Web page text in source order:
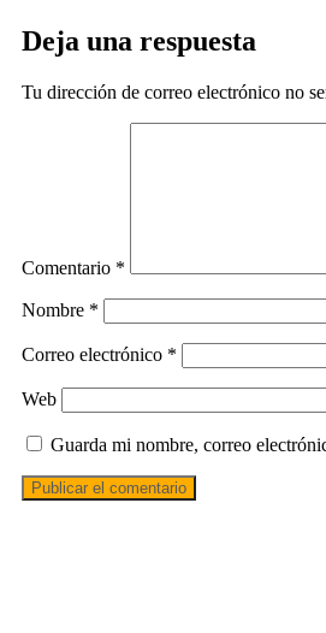
Deja una respuesta
Tu dirección de correo electrónico no
Comentario *
Nombre *
Correo electrónico *
Web
Guarda mi nombre, correo